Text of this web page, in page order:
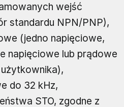
wejść
standardu NPN/PNP),
(jedno napięciowe,
napięciowe lub prądowe
do 32 kHz,
STO, zgodne z